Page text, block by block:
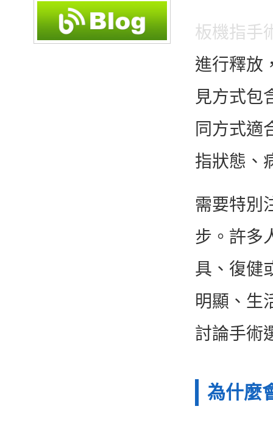
板機指手
進行釋放
見方式包
同方式適
指狀態、
需要特別
步。許多
具、復健
明顯、生
討論手術
為什麼